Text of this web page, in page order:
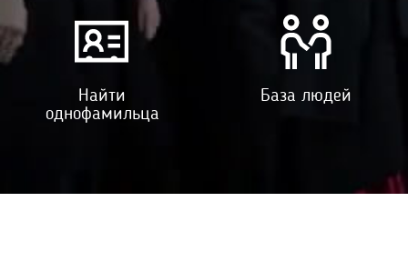
Найти
однофамильца
База людей